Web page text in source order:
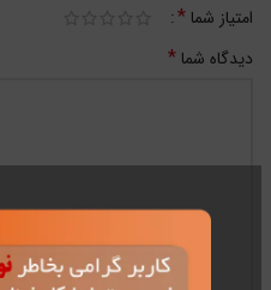
امتیاز شما *
دیدگاه شما *